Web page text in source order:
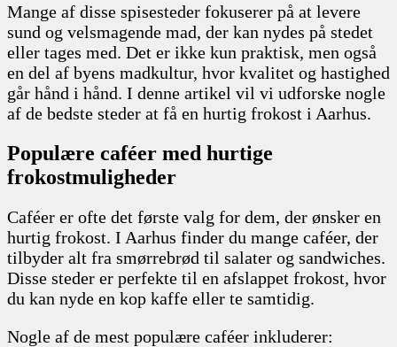
Mange af disse spisesteder fokuserer på at levere
sund og velsmagende mad, der kan nydes på stedet
eller tages med. Det er ikke kun praktisk, men også
en del af byens madkultur, hvor kvalitet og hastighed
går hånd i hånd. I denne artikel vil vi udforske nogle
af de bedste steder at få en hurtig frokost i Aarhus.
Populære caféer med hurtige
frokostmuligheder
Caféer er ofte det første valg for dem, der ønsker en
hurtig frokost. I Aarhus finder du mange caféer, der
tilbyder alt fra smørrebrød til salater og sandwiches.
Disse steder er perfekte til en afslappet frokost, hvor
du kan nyde en kop kaffe eller te samtidig.
Nogle af de mest populære caféer inkluderer: